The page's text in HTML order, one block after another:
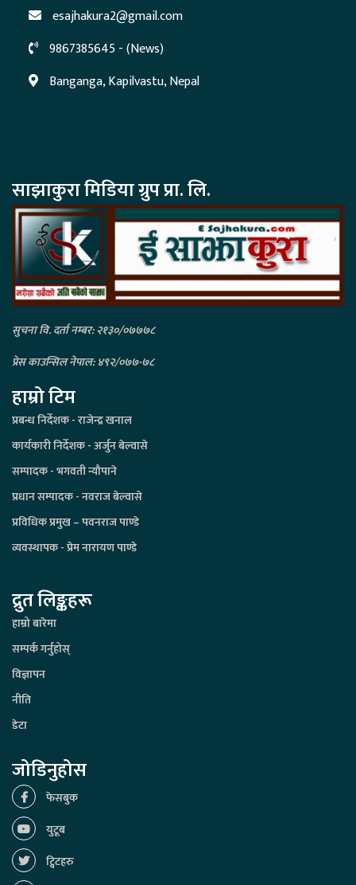
esajhakura2@gmail.com
9867385645 - (News)
Banganga, Kapilvastu, Nepal
साझाकुरा मिडिया ग्रुप प्रा. लि.
सुचना वि. दर्ता नम्बर: २१३०/०७७७८
प्रेस काउन्सिल नेपाल: ४९२/०७७-७८
हाम्रो टिम
प्रबन्ध निर्देशक - राजेन्द्र खनाल
कार्यकारी निर्देशक - अर्जुन बेल्वासे
सम्पादक - भगवती न्यौपाने
प्रधान सम्पादक - नवराज बेल्वासे
प्रविधिक प्रमुख – पवनराज पाण्डे
व्यवस्थापक - प्रेम नारायण पाण्डे
द्रुत लिङ्कहरू
हाम्रो बारेमा
सम्पर्क गर्नुहोस्
विज्ञापन
नीति
डेटा
जोडिनुहोस
फेसबुक
युटूब
ट्विटहरु